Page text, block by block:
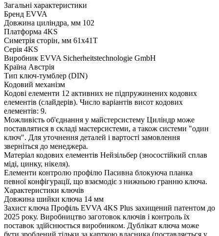
Загальні характеристики
Бренд EVVA
Довжина циліндра, мм 102
Платформа 4KS
Симетрія сторін, мм 61x41T
Серія 4KS
Виробник EVVA Sicherheitstechnologie GmbH
Країна Австрія
Тип ключ-тумблер (DIN)
Кодовий механізм
Кодові елементи 12 активних не підпружинених кодових
елементів (слайдерів). Число варіантів висот кодових
елементів: 9.
Можливість об'єднання у майстерсистему Циліндр може
поставлятися в складі мастерсистеми, а також системи "один
ключ". Для уточнення деталей і вартості замовлення
зверніться до менеджера.
Матеріал кодових елементів Нейзільбер (зносостійкий сплав
міді, цинку, нікеля).
Елементи контролю профілю Пасивна блокуюча планка
певної конфігурації, що взаємодіє з нижньою гранню ключа.
Характеристики ключів
Довжина шийки ключа 14 мм
Захист ключа Профіль EVVA 4KS Plus захищений патентом до
2025 року. Виробництво заготовок ключів і контроль їх
поставок здійснюється виробником. Дублікат ключа може
бути зроблений тільки за карткою власника (поставляється у